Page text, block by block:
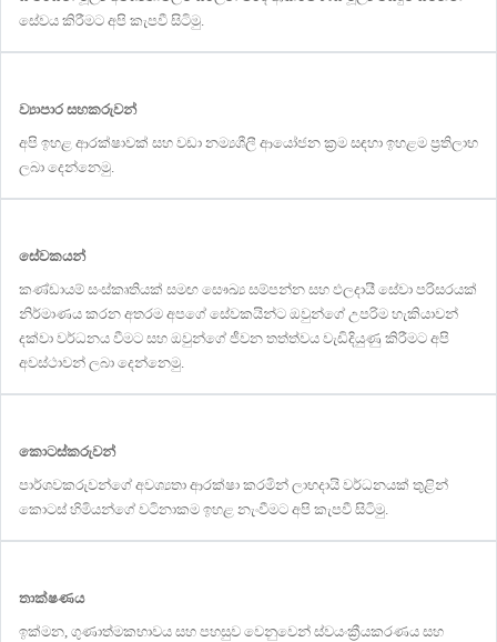
සේවය කිරීමට අපි කැපවී සිටිමු.
ව්‍යාපාර සහකරුවන්
අපි ඉහළ ආරක්ෂාවක් සහ වඩා නම්‍යශීලී ආයෝජන ක්‍රම සඳහා ඉහළම ප්‍රතිලාභ
ලබා දෙන්නෙමු.
සේවකයන්
කණ්ඩායම් සංස්කෘතියක් සමඟ සෞඛ්‍ය සම්පන්න සහ ඵලදායී සේවා පරිසරයක්
නිර්මාණය කරන අතරම අපගේ සේවකයින්ට ඔවුන්ගේ උපරිම හැකියාවන්
දක්වා වර්ධනය වීමට සහ ඔවුන්ගේ ජීවන තත්ත්වය වැඩිදියුණු කිරීමට අපි
අවස්ථාවන් ලබා දෙන්නෙමු.
කොටස්කරුවන්
පාර්ශවකරුවන්ගේ අවශ්‍යතා ආරක්ෂා කරමින් ලාභදායි වර්ධනයක් තුළින්
කොටස් හිමියන්ගේ වටිනාකම ඉහළ නැංවීමට අපි කැපවී සිටිමු.
තාක්ෂණය
ඉක්මන, ගුණාත්මකභාවය සහ පහසුව වෙනුවෙන් ස්වයංක්‍රීයකරණය සහ